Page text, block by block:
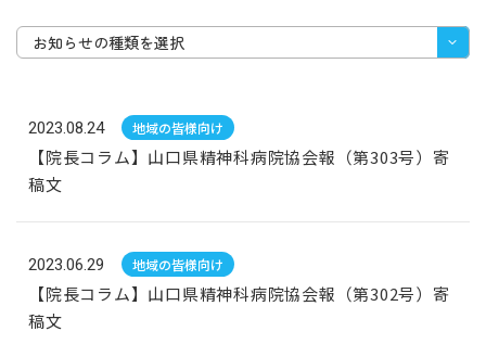
お知らせの種類を選択
2023.08.24 地域の皆様向け
【院長コラム】山口県精神科病院協会報（第303号）寄
稿文
2023.06.29 地域の皆様向け
【院長コラム】山口県精神科病院協会報（第302号）寄
稿文